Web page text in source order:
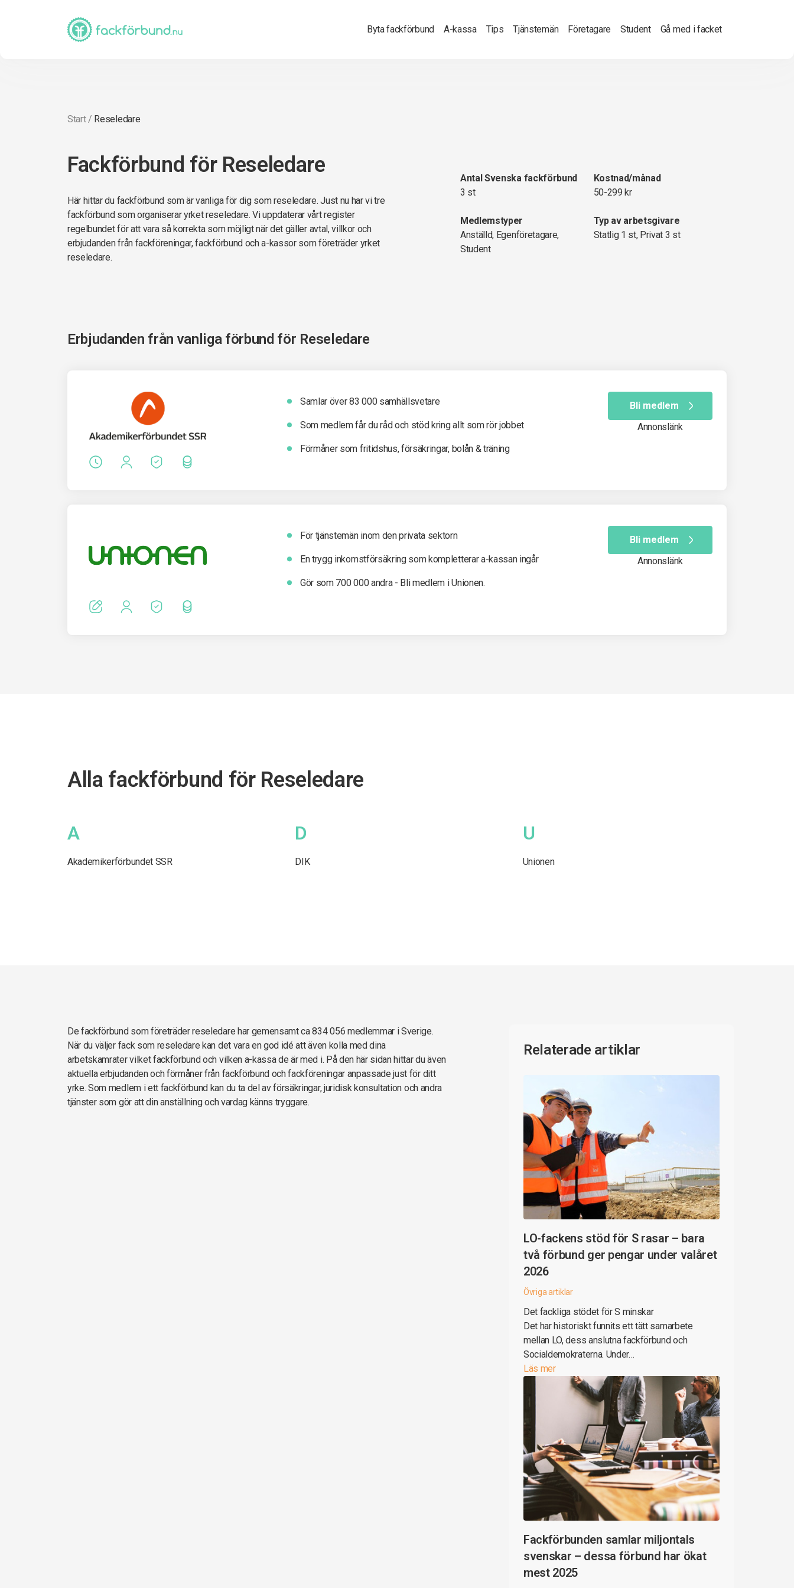
Byta fackförbund A-kassa Tips Tjänstemän Företagare Student Gå med i facket
Start/ Reseledare
Fackförbund för Reseledare
Här hittar du fackförbund som är vanliga för dig som reseledare. Just nu har vi tre
fackförbund som organiserar yrket reseledare. Vi uppdaterar vårt register
regelbundet för att vara så korrekta som möjligt när det gäller avtal, villkor och
erbjudanden från fackföreningar, fackförbund och a-kassor som företräder yrket
reseledare.
Antal Svenska fackförbund
3 st
Kostnad/månad
50-299 kr
Medlemstyper
Anställd, Egenföretagare,
Student
Typ av arbetsgivare
Statlig 1 st, Privat 3 st
Erbjudanden från vanliga förbund för Reseledare
Samlar över 83 000 samhällsvetare
Som medlem får du råd och stöd kring allt som rör jobbet
Förmåner som fritidshus, försäkringar, bolån & träning
Bli medlem
Annonslänk
För tjänstemän inom den privata sektorn
En trygg inkomst­försäkring som kompletterar a-kassan ingår
Gör som 700 000 andra - Bli medlem i Unionen.
Bli medlem
Annonslänk
Alla fackförbund för Reseledare
A
Akademikerförbundet SSR
D
DIK
U
Unionen
De fackförbund som företräder reseledare har gemensamt ca 834 056 medlemmar i Sverige.
När du väljer fack som reseledare kan det vara en god idé att även kolla med dina
arbetskamrater vilket fackförbund och vilken a-kassa de är med i. På den här sidan hittar du även
aktuella erbjudanden och förmåner från fackförbund och fackföreningar anpassade just för ditt
yrke. Som medlem i ett fackförbund kan du ta del av försäkringar, juridisk konsultation och andra
tjänster som gör att din anställning och vardag känns tryggare.
Relaterade artiklar
LO-fackens stöd för S rasar – bara
två förbund ger pengar under valåret
2026
Övriga artiklar
Det fackliga stödet för S minskar
Det har historiskt funnits ett tätt samarbete
mellan LO, dess anslutna fackförbund och
Socialdemokraterna. Under…
Läs mer
Fackförbunden samlar miljontals
svenskar – dessa förbund har ökat
mest 2025